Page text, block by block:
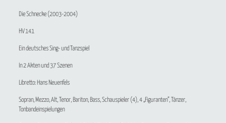
Die Schnecke(2003-2004)
HV 141
Ein deutsches Sing- und Tanzspiel
In 2 Akten und 37 Szenen
Libretto: Hans Neuenfels
Sopran, Mezzo, Alt, Tenor, Bariton, Bass, Schauspieler (4), 4 „Figuranten“, Tänzer,
Tonbandeinspielungen